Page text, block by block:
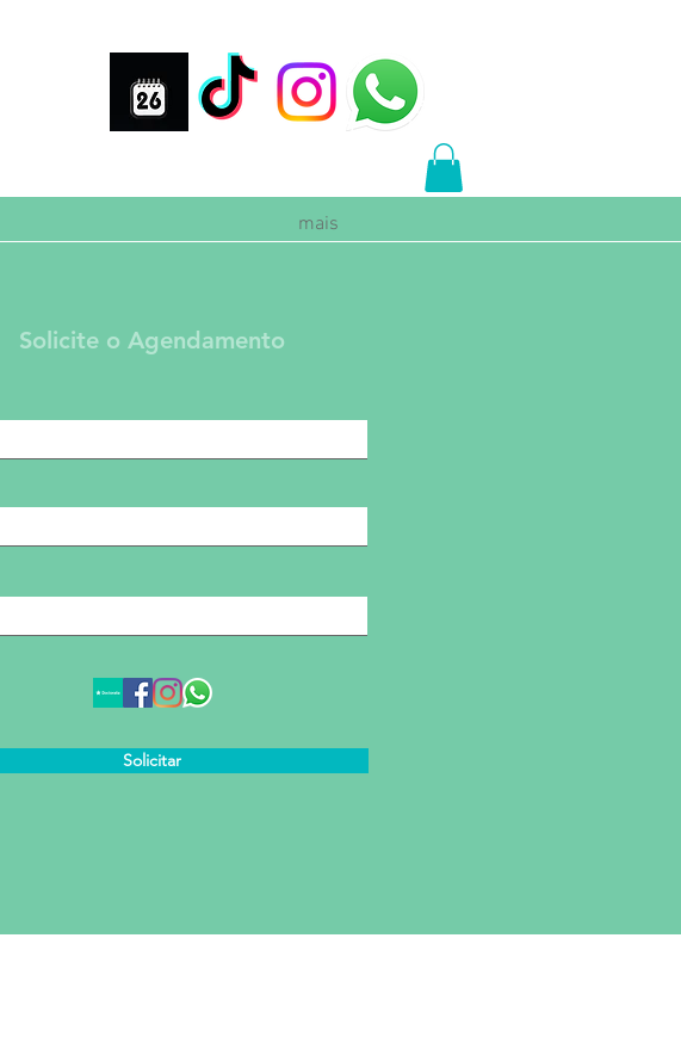
mais
Solicite o Agendamento
Solicitar